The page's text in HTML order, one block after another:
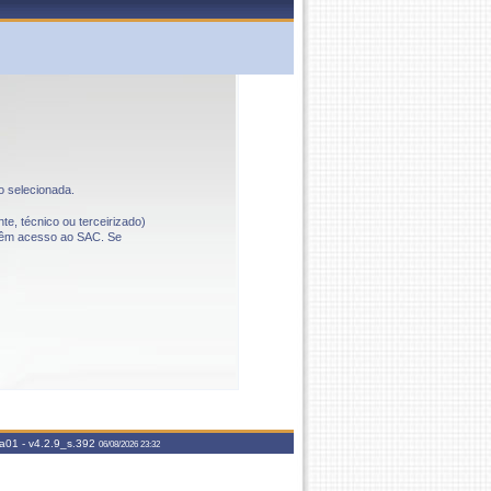
selecionada.
técnico ou terceirizado)
acesso ao SAC. Se
- v4.2.9_s.392 06/08/2026 23:32